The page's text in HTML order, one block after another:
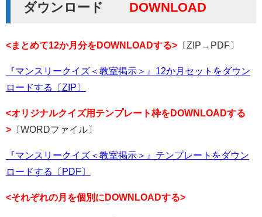
ダウンロード DOWNLOAD
<まとめて12か月分をDOWNLOADする> 〔ZIP→PDF〕
『マンスリークイズ＜教室掲示＞』12か月セットをダウン
ロードする〔ZIP〕
<オリジナルクイズ用テンプレート枠をDOWNLOADする
> 〔WORDファイル〕
『マンスリークイズ＜教室掲示＞』テンプレートをダウン
ロードする〔PDF〕
<それぞれの月を個別にDOWNLOADする>